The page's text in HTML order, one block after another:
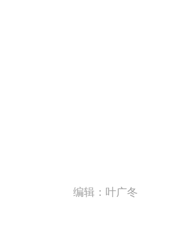
编辑：叶广冬